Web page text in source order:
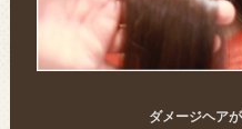
ダメージヘア